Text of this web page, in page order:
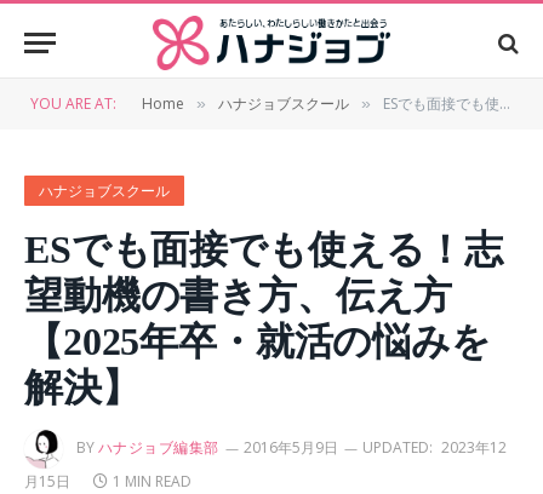
YOU ARE AT: Home » ハナジョブスクール » ESでも面接でも使える！志望動機の書き方、伝え方【2025年卒・就活の悩みを解決】
ハナジョブスクール
ESでも面接でも使える！志
望動機の書き方、伝え方
【2025年卒・就活の悩みを
解決】
BYハナジョブ編集部 2016年5月9日 UPDATED: 2023年12
月15日
1 MIN READ